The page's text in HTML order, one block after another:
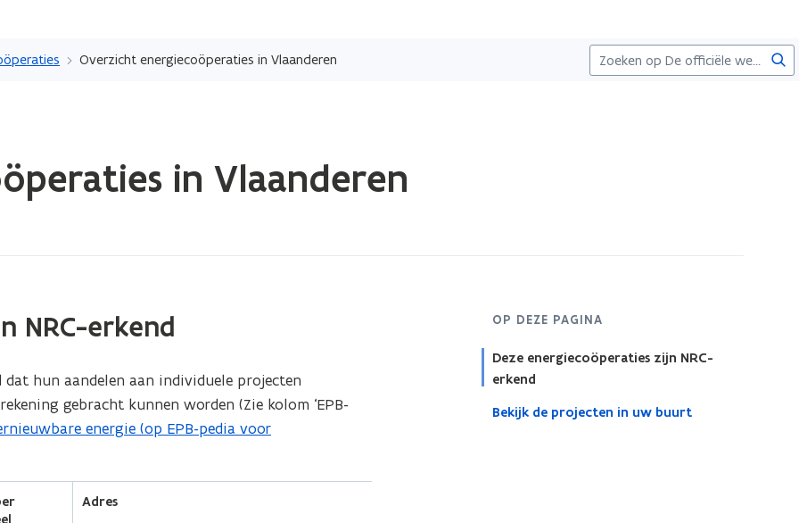
en
Overzicht energiecoöperaties in Vlaanderen
in Vlaanderen
OP DEZE PAGINA
Deze energiecoöperaties zijn NRC-
erkend
Bekijk de projecten in uw buurt
NRC-erkend
dat hun aandelen aan individuele projecten
gebracht kunnen worden (Zie kolom ‘EPB-
energie (op EPB-pedia voor
Adres